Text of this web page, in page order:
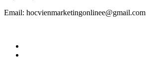
Email: hocvienmarketingonlinee@gmail.com